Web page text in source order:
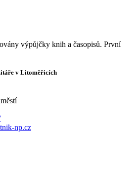
výpůjčky knih a časopisů. První
v Litoměřicích
np.cz